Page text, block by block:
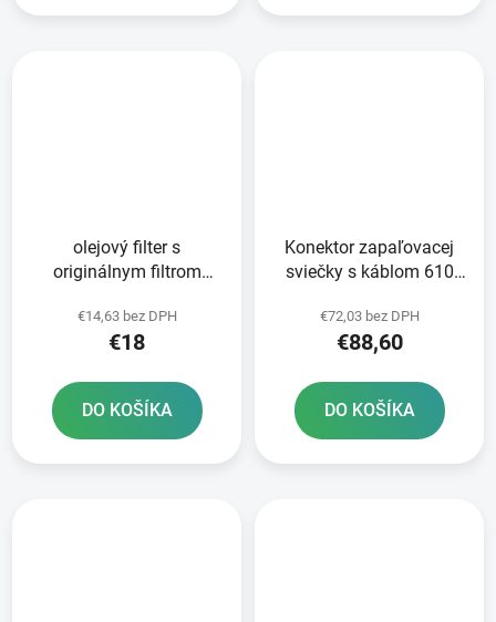
olejový filter s
originálnym filtrom
€14,63 bez DPH
€18
DO KOŠÍKA
Konektor zapaľovacej
sviečky s káblom 610
€72,03 bez DPH
€88,60
DO KOŠÍKA